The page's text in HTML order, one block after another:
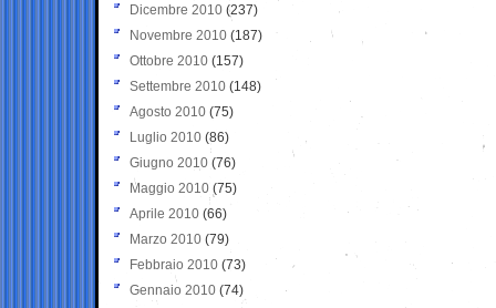
Dicembre 2010 (237)
Novembre 2010 (187)
Ottobre 2010 (157)
Settembre 2010 (148)
Agosto 2010 (75)
Luglio 2010 (86)
Giugno 2010 (76)
Maggio 2010 (75)
Aprile 2010 (66)
Marzo 2010 (79)
Febbraio 2010 (73)
Gennaio 2010 (74)